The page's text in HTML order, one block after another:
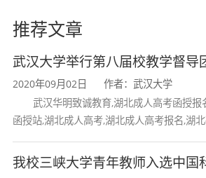
推荐文章
武汉大学举行第八届校教学督导
2020年09月02日
作者：武汉大学
武汉华明致诚教育,湖北成人高考函授报
函授站,湖北成人高考,湖北成人高考报名,湖
我校三峡大学青年教师入选中国